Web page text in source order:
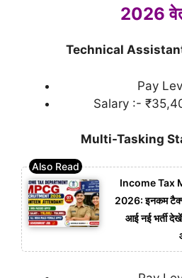
2026
Technical
Pay
Salary :-
Multi-Tasking
Income Tax
2026: इनकम
आई नई भर्ती